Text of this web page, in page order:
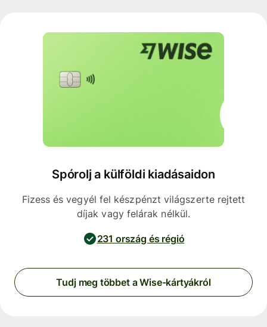
Spórolj a külföldi kiadásaidon
Fizess és vegyél fel készpénzt világszerte rejtett
díjak vagy felárak nélkül.
231 ország és régió
Tudj meg többet a Wise-kártyákról